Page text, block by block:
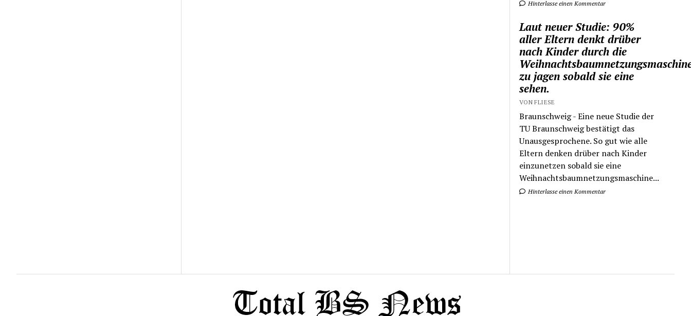
Hinterlasse einen Kommentar
Laut neuer Studie: 90%
aller Eltern denkt drüber
nach Kinder durch die
zu jagen sobald sie eine
sehen.
VON FLIESE
Braunschweig - Eine neue Studie der
TU Braunschweig bestätigt das
Unausgesprochene. So gut wie alle
Eltern denken drüber nach Kinder
einzunetzen sobald sie eine
Weihnachtsbaumnetzungsmaschine...
Hinterlasse einen Kommentar